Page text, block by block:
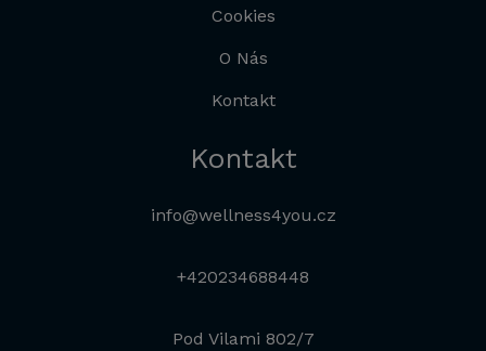
Cookies
O Nás
Kontakt
Kontakt
info@wellness4you.cz
+420234688448
Pod Vilami 802/7